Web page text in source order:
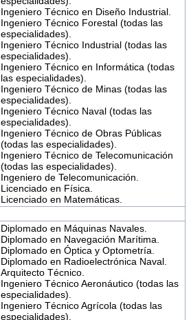
Ingeniero Técnico en Diseño Industrial.
Ingeniero Técnico Forestal (todas las
especialidades).
Ingeniero Técnico Industrial (todas las
especialidades).
Ingeniero Técnico en Informática (todas
las especialidades).
Ingeniero Técnico de Minas (todas las
especialidades).
Ingeniero Técnico Naval (todas las
especialidades).
Ingeniero Técnico de Obras Públicas
(todas las especialidades).
Ingeniero Técnico de Telecomunicación
(todas las especialidades).
Ingeniero de Telecomunicación.
Licenciado en Física.
Licenciado en Matemáticas.
Diplomado en Máquinas Navales.
Diplomado en Navegación Marítima.
Diplomado en Óptica y Optometría.
Diplomado en Radioelectrónica Naval.
Arquitecto Técnico.
Ingeniero Técnico Aeronáutico (todas las
especialidades).
Ingeniero Técnico Agrícola (todas las
especialidades).